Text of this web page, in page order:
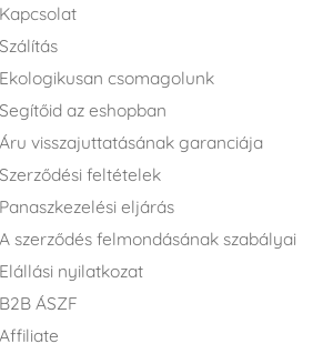
Kapcsolat
Szálítás
Ekologikusan csomagolunk
Segítőid az eshopban
Áru visszajuttatásának garanciája
Szerződési feltételek
Panaszkezelési eljárás
A szerződés felmondásának szabályai
Elállási nyilatkozat
B2B ÁSZF
Affiliate